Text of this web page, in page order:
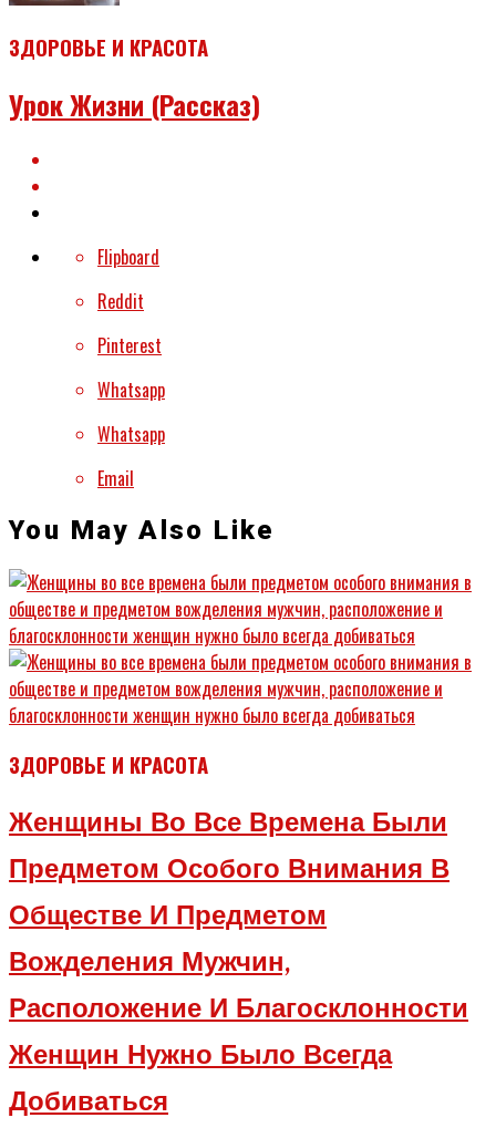
ЗДОРОВЬЕ И КРАСОТА
Урок Жизни (рассказ)
Flipboard
Reddit
Pinterest
Whatsapp
Whatsapp
Email
You May Also Like
ЗДОРОВЬЕ И КРАСОТА
Женщины Во Все Времена Были
Предметом Особого Внимания В
Обществе И Предметом
Вожделения Мужчин,
Расположение И Благосклонности
Женщин Нужно Было Всегда
Добиваться